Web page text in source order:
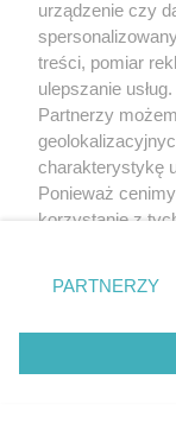
urządzenie czy
treści, pomiar
ulepszanie
Partnerzy
charakterystykę
Ponieważ
korzystanie z
zmienić/
znajdujący się
rodzaje
użytkownika,
przetwarzaniu.
PARTNERZY